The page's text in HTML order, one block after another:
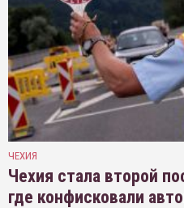
ЧЕХИЯ
Чехия стала второй
где конфисковали